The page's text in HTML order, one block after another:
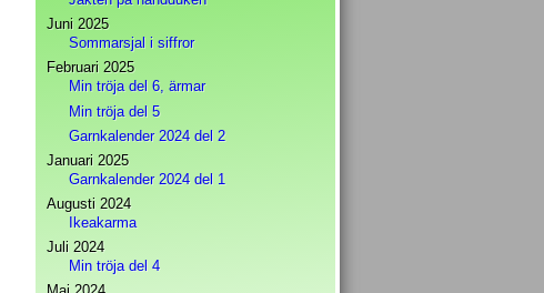
Juni 2025
Sommarsjal i siffror
Februari 2025
Min tröja del 6, ärmar
Min tröja del 5
Garnkalender 2024 del 2
Januari 2025
Garnkalender 2024 del 1
Augusti 2024
Ikeakarma
Juli 2024
Min tröja del 4